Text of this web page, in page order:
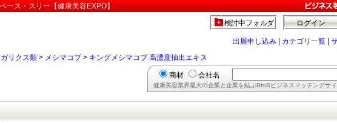
ース・スリー【健康美容EXPO】
ログイン
検討中フォルダ
出展申し込み カテゴリ一覧
リクス類 > メシマコブ > キングメシマコブ 高濃度抽出エキス
商材 会社名
健康美容業界最大の企業と企業を結ぶBtoBビジネスマッチングサ